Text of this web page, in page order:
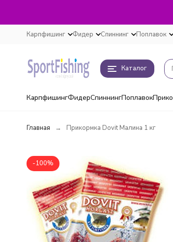
Карпфишинг Фидер Спиннинг Поплавок
Каталог
КарпфишингФидерСпиннингПоплавок
Главная Прикормка Dovit Малина 1 кг
-100%